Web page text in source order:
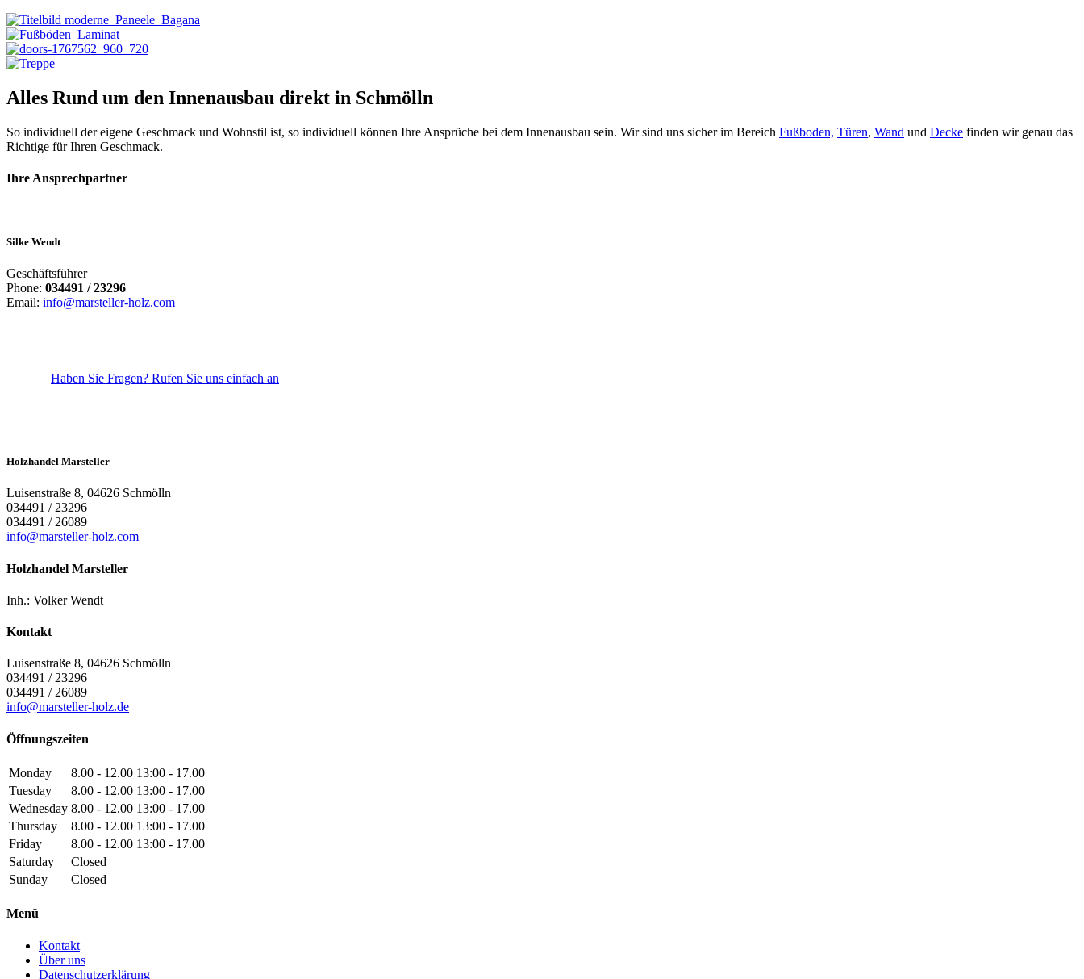
Alles Rund um den Innenausbau direkt in Schmölln
So individuell der eigene Geschmack und Wohnstil ist, so individuell können Ihre Ansprüche bei dem Innenausbau sein. Wir sind uns sicher im Bereich Fußboden, Türen, Wand und Decke finden wir genau das
Richtige für Ihren Geschmack.
Ihre Ansprechpartner
Silke Wendt
Geschäftsführer
Phone: 034491 / 23296
Email: info@marsteller-holz.com
Haben Sie Fragen? Rufen Sie uns einfach an
Holzhandel Marsteller
Luisenstraße 8, 04626 Schmölln
034491 / 23296
034491 / 26089
info@marsteller-holz.com
Holzhandel Marsteller
Inh.: Volker Wendt
Kontakt
Luisenstraße 8, 04626 Schmölln
034491 / 23296
034491 / 26089
info@marsteller-holz.de
Öffnungszeiten
Monday
8.00 - 12.00 13:00 - 17.00
Tuesday
8.00 - 12.00 13:00 - 17.00
Wednesday 8.00 - 12.00 13:00 - 17.00
Thursday
8.00 - 12.00 13:00 - 17.00
Friday
8.00 - 12.00 13:00 - 17.00
Saturday
Closed
Sunday
Closed
Menü
Kontakt
Über uns
Datenschutzerklärung